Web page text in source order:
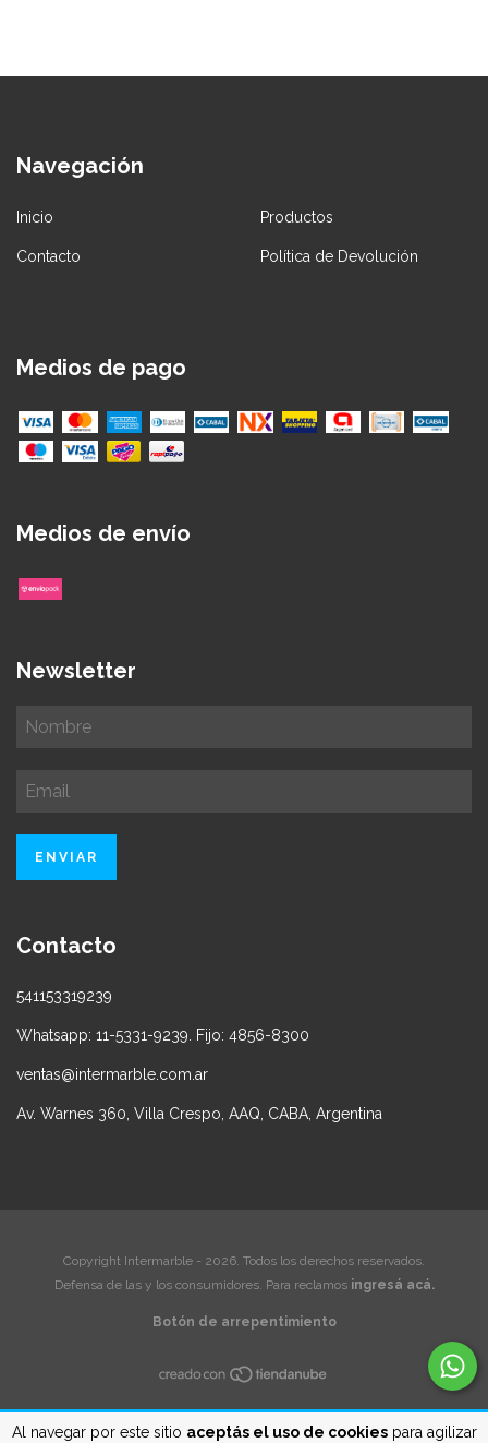
Al navegar por este sitio aceptás el uso de cookiespara agilizar
Navegación
Inicio Productos
Contacto Política de Devolución
Medios de pago
Medios de envío
Newsletter
Contacto
541153319239
Whatsapp: 11-5331-9239. Fijo: 4856-8300
ventas@intermarble.com.ar
Av. Warnes 360, Villa Crespo, AAQ, CABA, Argentina
Copyright Intermarble - 2026. Todos los derechos reservados.
Defensa de las y los consumidores. Para reclamos ingresá acá.
Botón de arrepentimiento